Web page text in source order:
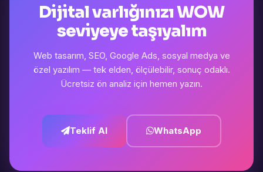
Dijital varlığınızı WOW
seviyeye taşıyalım
Web tasarım, SEO, Google Ads, sosyal medya ve
özel yazılım — tek elden, ölçülebilir, sonuç odaklı.
Ücretsiz ön analiz için hemen yazın.
Teklif Al WhatsApp